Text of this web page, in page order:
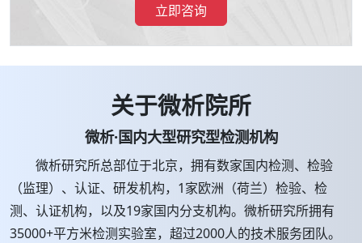
立即咨询
关于微析院所
微析·国内大型研究型检测机构
微析研究所总部位于北京，拥有数家国内检测、检验
（监理）、认证、研发机构，1家欧洲（荷兰）检验、检
测、认证机构，以及19家国内分支机构。微析研究所拥有
35000+平方米检测实验室，超过2000人的技术服务团队。